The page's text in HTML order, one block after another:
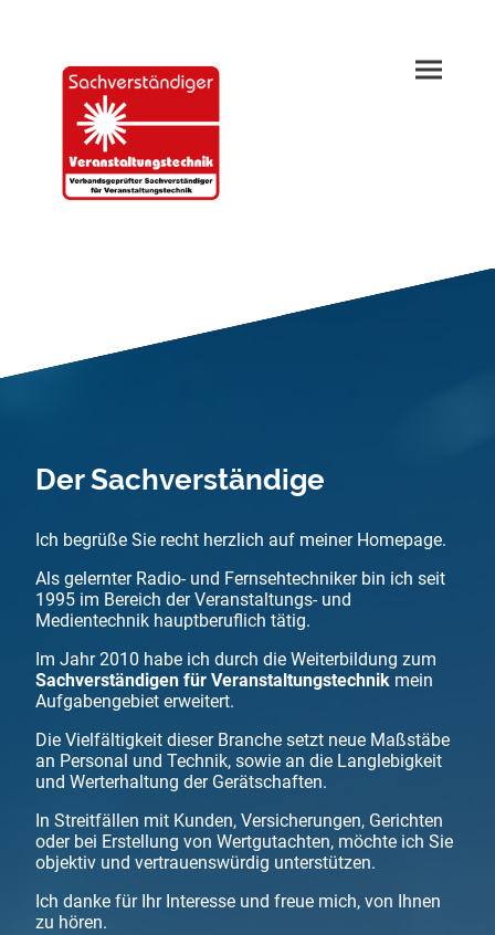
Der Sachverständige
Ich begrüße Sie recht herzlich auf meiner Homepage.
Als gelernter Radio- und Fernsehtechniker bin ich seit
1995 im Bereich der Veranstaltungs- und
Medientechnik hauptberuflich tätig.
Im Jahr 2010 habe ich durch die Weiterbildung zum
Sachverständigen für Veranstaltungstechnik mein
Aufgabengebiet erweitert.
Die Vielfältigkeit dieser Branche setzt neue Maßstäbe
an Personal und Technik, sowie an die Langlebigkeit
und Werterhaltung der Gerätschaften.
In Streitfällen mit Kunden, Versicherungen, Gerichten
oder bei Erstellung von Wertgutachten, möchte ich Sie
objektiv und vertrauenswürdig unterstützen.
Ich danke für Ihr Interesse und freue mich, von Ihnen
zu hören.